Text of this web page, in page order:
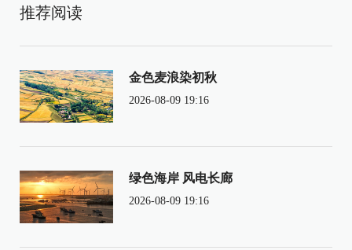
推荐阅读
金色麦浪染初秋
2026-08-09 19:16
绿色海岸 风电长廊
2026-08-09 19:16